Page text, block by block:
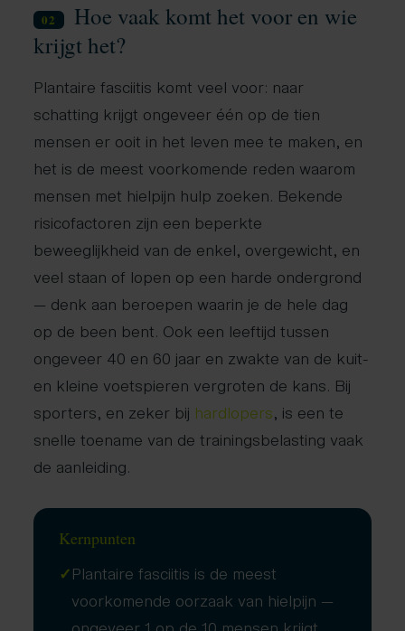
02
Hoe vaak komt het voor en wie
krijgt het?
Plantaire fasciitis komt veel voor: naar
schatting krijgt ongeveer één op de tien
mensen er ooit in het leven mee te maken, en
het is de meest voorkomende reden waarom
mensen met hielpijn hulp zoeken. Bekende
risicofactoren zijn een beperkte
beweeglijkheid van de enkel, overgewicht, en
veel staan of lopen op een harde ondergrond
— denk aan beroepen waarin je de hele dag
op de been bent. Ook een leeftijd tussen
ongeveer 40 en 60 jaar en zwakte van de kuit-
en kleine voetspieren vergroten de kans. Bij
sporters, en zeker bij hardlopers, is een te
snelle toename van de trainingsbelasting vaak
de aanleiding.
Kernpunten
✓Plantaire fasciitis is de meest
voorkomende oorzaak van hielpijn —